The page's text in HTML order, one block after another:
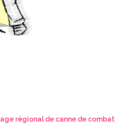
régional de canne de combat